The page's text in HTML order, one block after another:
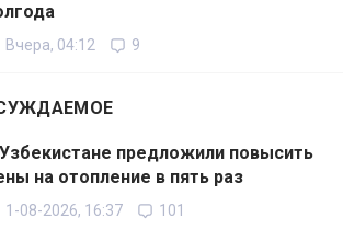
Вчера, 04:12 9
предложили повысить
на отопление в пять раз
1-08-2026, 16:37 101